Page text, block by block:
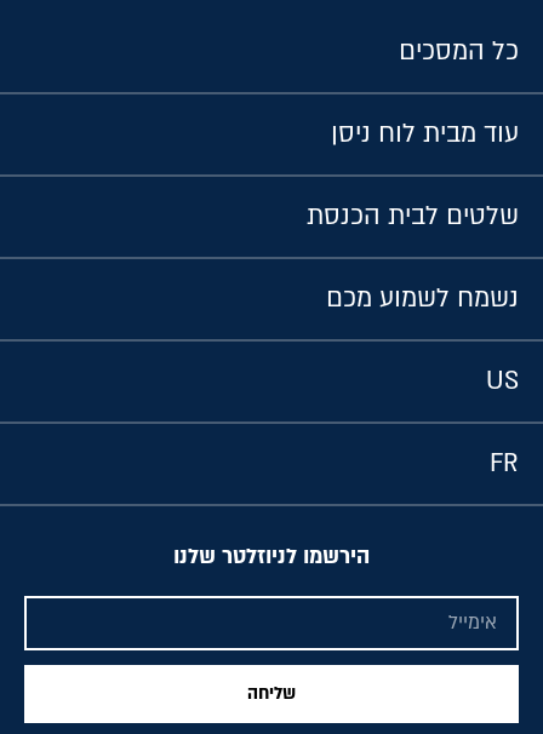
כל המסכים
עוד מבית לוח ניסן
שלטים לבית הכנסת
נשמח לשמוע מכם
US
FR
הירשמו לניוזלטר שלנו
שליחה